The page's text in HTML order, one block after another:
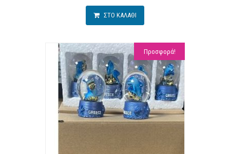
ΣΤΟ ΚΑΛΑΘΙ
Προσφορά!